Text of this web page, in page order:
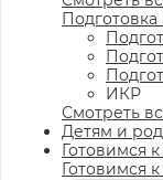
Подготовка
ИКР
Смотреть
Детям и
Готовимся
Готовимся